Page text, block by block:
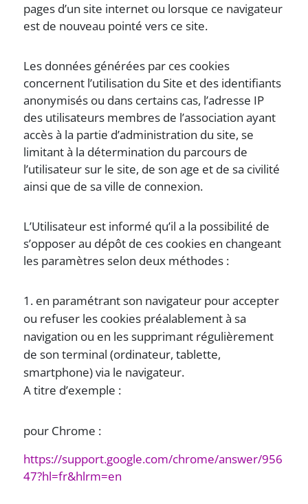
pages d’un site internet ou lorsque ce navigateur
est de nouveau pointé vers ce site.
Les données générées par ces cookies
concernent l’utilisation du Site et des identifiants
anonymisés ou dans certains cas, l’adresse IP
des utilisateurs membres de l’association ayant
accès à la partie d’administration du site, se
limitant à la détermination du parcours de
l’utilisateur sur le site, de son age et de sa civilité
ainsi que de sa ville de connexion.
L’Utilisateur est informé qu’il a la possibilité de
s’opposer au dépôt de ces cookies en changeant
les paramètres selon deux méthodes :
en paramétrant son navigateur pour accepter
ou refuser les cookies préalablement à sa
navigation ou en les supprimant régulièrement
de son terminal (ordinateur, tablette,
smartphone) via le navigateur.
A titre d’exemple :
pour Chrome :
https://support.google.com/chrome/answer/956
47?hl=fr&hlrm=en